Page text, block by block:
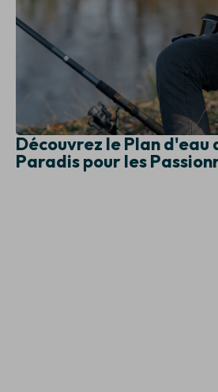
Découvrez le Plan d'eau
Paradis pour les